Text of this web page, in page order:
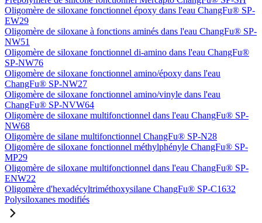
Oligomère de siloxane fonctionnel époxy dans l'eau ChangFu® SP-
EW29
Oligomère de siloxane à fonctions aminés dans l'eau ChangFu® SP-
NW51
Oligomère de siloxane fonctionnel di-amino dans l'eau ChangFu®
SP-NW76
Oligomère de siloxane fonctionnel amino/époxy dans l'eau
ChangFu® SP-NW27
Oligomère de siloxane fonctionnel amino/vinyle dans l'eau
ChangFu® SP-NVW64
Oligomère de siloxane multifonctionnel dans l'eau ChangFu® SP-
NW68
Oligomère de silane multifonctionnel ChangFu® SP-N28
Oligomère de siloxane fonctionnel méthylphényle ChangFu® SP-
MP29
Oligomère de siloxane multifonctionnel dans l'eau ChangFu® SP-
ENW22
Oligomère d'hexadécyltriméthoxysilane ChangFu® SP-C1632
Polysiloxanes modifiés